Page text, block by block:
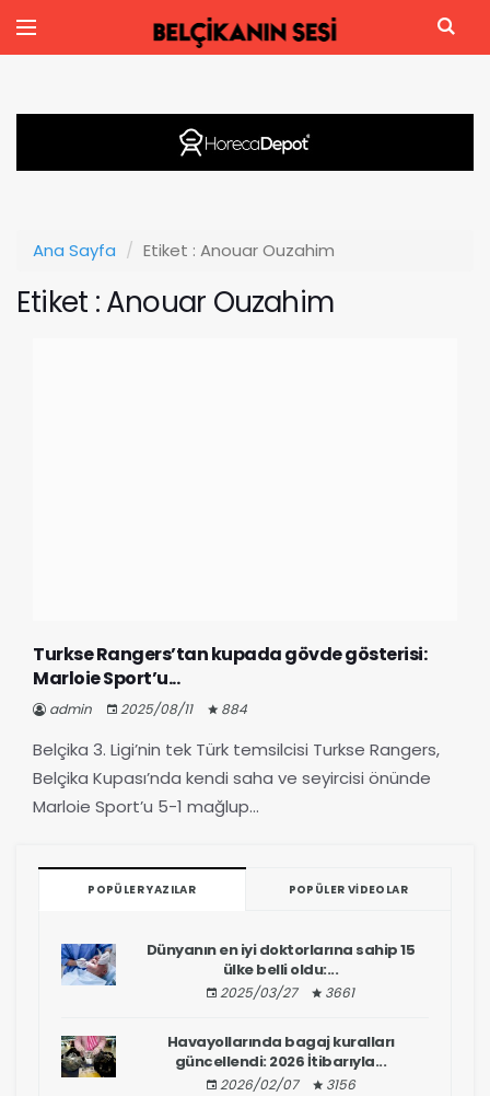
Ana Sayfa Etiket : Anouar Ouzahim
Etiket : Anouar Ouzahim
Turkse Rangers’tan kupada gövde gösterisi:
Marloie Sport’u...
admin 2025/08/11 884
Belçika 3. Ligi’nin tek Türk temsilcisi Turkse Rangers,
Belçika Kupası’nda kendi saha ve seyircisi önünde
Marloie Sport’u 5-1 mağlup...
POPÜLER YAZILAR POPÜLER VIDEOLAR
Dünyanın en iyi doktorlarına sahip 15
ülke belli oldu:...
2025/03/27 3661
Havayollarında bagaj kuralları
güncellendi: 2026 İtibarıyla...
2026/02/07 3156